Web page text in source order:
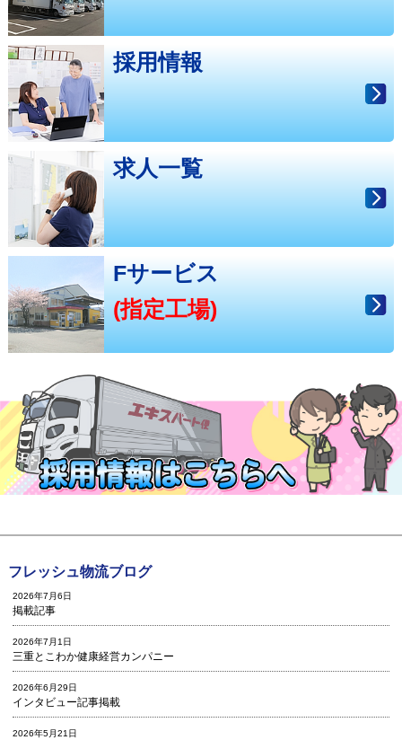
採用情報
求人一覧
Fサービス
(指定工場)
フレッシュ物流ブログ
2026年7月6日
掲載記事
2026年7月1日
三重とこわか健康経営カンパニー
2026年6月29日
インタビュー記事掲載
2026年5月21日